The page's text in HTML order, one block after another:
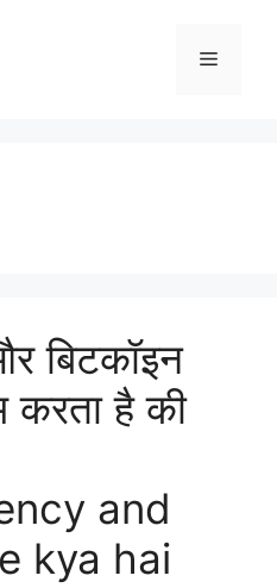
Menu
बिटकॉइन
करता है की
and
kya hai